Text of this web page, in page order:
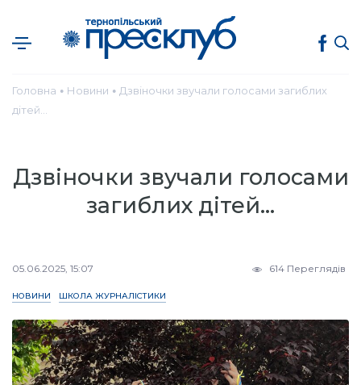
Головна ● Новини ● Дзвіночки звучали голосами загиблих
дітей…
Дзвіночки звучали голосами
загиблих дітей…
05.06.2025, 15:07 614 Переглядів
НОВИНИ ШКОЛА ЖУРНАЛІСТИКИ